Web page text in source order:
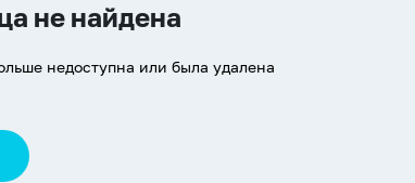
не найдена
недоступна или была удалена